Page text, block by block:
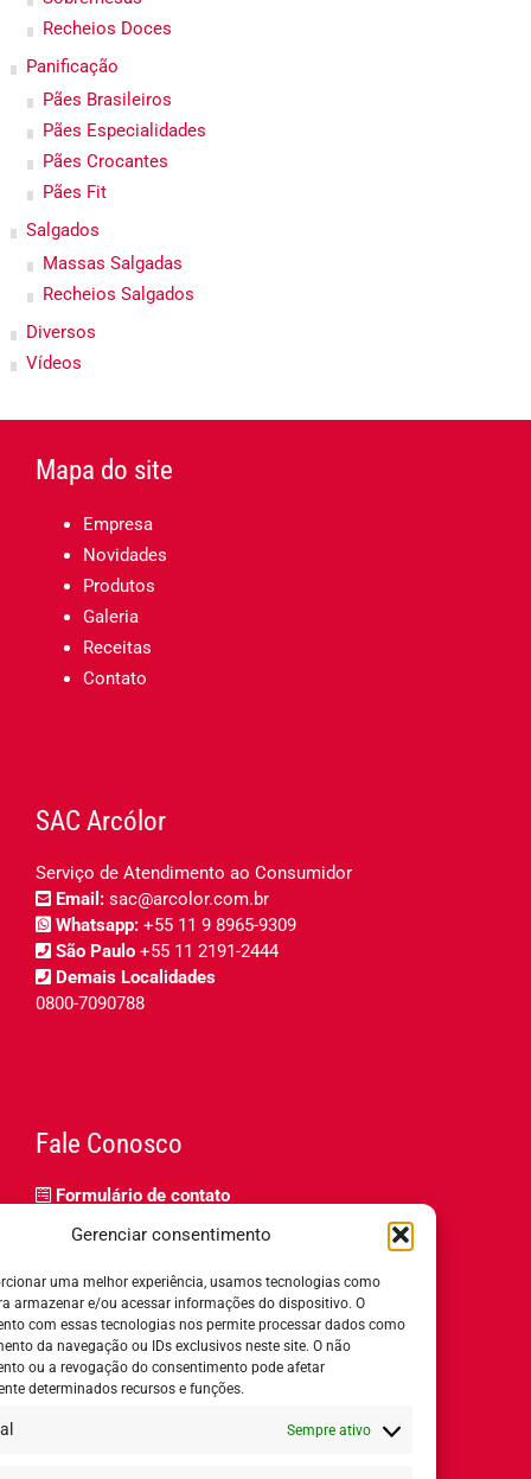
Gerenciar consentimento
uma melhor experiência, usamos tecnologias como
armazenar e/ou acessar informações do dispositivo. O
com essas tecnologias nos permite processar dados como
da navegação ou IDs exclusivos neste site. O não
ou a revogação do consentimento pode afetar
determinados recursos e funções.
Sempre ativo
Recheios Doces
Panificação
Pães Brasileiros
Pães Especialidades
Pães Crocantes
Pães Fit
Salgados
Massas Salgadas
Recheios Salgados
Diversos
Vídeos
Mapa do site
Empresa
Novidades
Produtos
Galeria
Receitas
Contato
SAC Arcólor
Serviço de Atendimento ao Consumidor
Email: sac@arcolor.com.br
Whatsapp: +55 11 9 8965-9309
São Paulo +55 11 2191-2444
Demais Localidades
0800-7090788
Fale Conosco
Formulário de contato
Relatório de igualdade salarial
Horário de Atendimento:
8h ás 18h